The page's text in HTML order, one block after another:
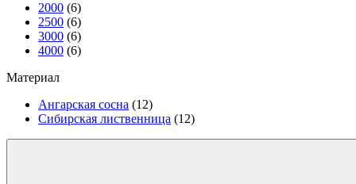
2000 (6)
2500 (6)
3000 (6)
4000 (6)
Материал
Ангарская сосна (12)
Сибирская лиственница (12)